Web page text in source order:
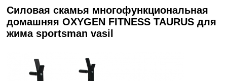
Силовая скамья многофункциональная
домашняя OXYGEN FITNESS TAURUS для
жима sportsman vasil